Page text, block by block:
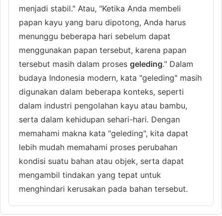
menjadi stabil." Atau, "Ketika Anda membeli
papan kayu yang baru dipotong, Anda harus
menunggu beberapa hari sebelum dapat
menggunakan papan tersebut, karena papan
tersebut masih dalam proses geleding." Dalam
budaya Indonesia modern, kata "geleding" masih
digunakan dalam beberapa konteks, seperti
dalam industri pengolahan kayu atau bambu,
serta dalam kehidupan sehari-hari. Dengan
memahami makna kata "geleding", kita dapat
lebih mudah memahami proses perubahan
kondisi suatu bahan atau objek, serta dapat
mengambil tindakan yang tepat untuk
menghindari kerusakan pada bahan tersebut.